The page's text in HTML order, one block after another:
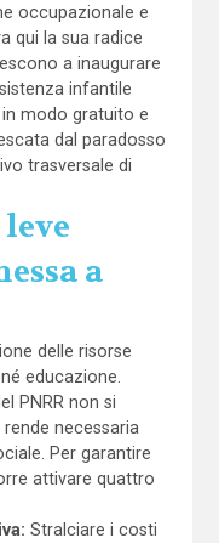
occupazionale e
qui la sua radice
a inaugurare
infantile
modo gratuito e
dal paradosso
trasversale di
a
delle risorse
educazione.
PNRR non si
necessaria
Per garantire
attivare quattro
Stralciare i costi